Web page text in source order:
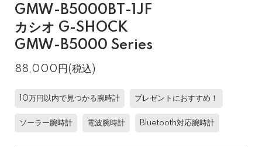
GMW-B5000BT-1JF
カシオ G-SHOCK
GMW-B5000 Series
88,000円(税込)
10万円以内で見つかる腕時計 プレゼントにおすすめ！
ソーラー腕時計 電波腕時計 Bluetooth対応腕時計